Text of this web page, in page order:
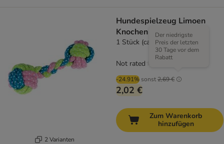
2 Varianten
Hundespielzeug Limoen
Knochen
1 Stück (ca. Ø 6 x L 18 cm)
-24.91% sonst2,69 €
Der niedrigste
Preis der letzten
30 Tage vor dem
Rabatt
2,02 €
Not rated
Zum Warenkorb
hinzufügen